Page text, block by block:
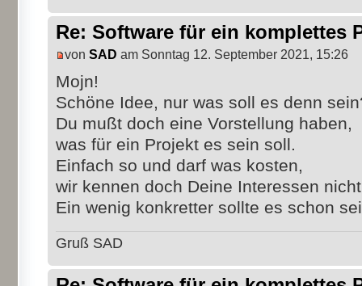
Re: Software für ein komplettes
von SAD am Sonntag 12. September 2021, 15:26
Mojn!
Schöne Idee, nur was soll es denn
Du mußt doch eine Vorstellung haben,
was für ein Projekt es sein soll.
Einfach so und darf was kosten,
wir kennen doch Deine Interessen
Ein wenig konkretter sollte es schon
Gruß SAD